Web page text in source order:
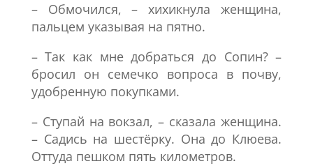
– Обмочился, – хихикнула женщина,
пальцем указывая на пятно.
– Так как мне добраться до Сопин? –
бросил он семечко вопроса в почву,
удобренную покупками.
– Ступай на вокзал, – сказала женщина.
– Садись на шестёрку. Она до Клюева.
Оттуда пешком пять километров.